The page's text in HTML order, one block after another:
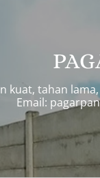
kuat, tahan
Email: